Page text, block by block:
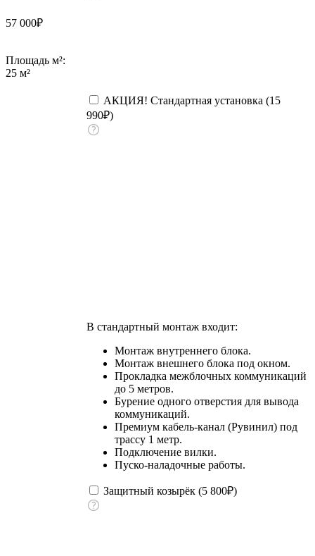
57 000₽
Площадь м²:
25 м²
АКЦИЯ! Стандартная установка (15
990₽)
В стандартный монтаж входит:
Монтаж внутреннего блока.
Монтаж внешнего блока под окном.
Прокладка межблочных коммуникаций
до 5 метров.
Бурение одного отверстия для вывода
коммуникаций.
Премиум кабель-канал (Рувинил) под
трассу 1 метр.
Подключение вилки.
Пуско-наладочные работы.
Защитный козырёк (5 800₽)